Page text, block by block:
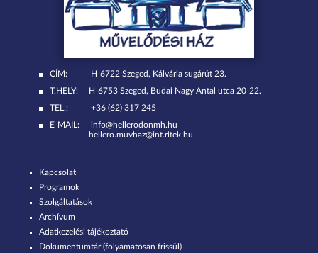
CÍM:
H-6722 Szeged, Kálvária sugárút 23.
T.HELY:
H-6753 Szeged, Budai Nagy Antal utca 20-22.
TEL.:
+36 (62) 317 245
E-MAIL:
info@hellerodonmh.hu
hellero.muvhaz@int.ritek.hu
Kapcsolat
Programok
Szolgáltatások
Archívum
Adatkezelési tájékoztató
Dokumentumtár (folyamatosan frissül)